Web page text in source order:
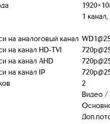
1
на аналоговый канал
на канал HD-TVI
на канал AHD
на канал IP
2
Видео /